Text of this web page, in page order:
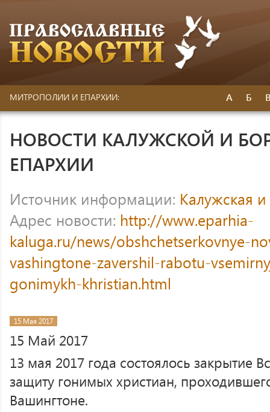
МИТРОПОЛИИ И ЕПАРХИИ: А Б
НОВОСТИ КАЛУЖСКОЙ И
ЕПАРХИИ
Источник информации: Калужская
Адрес новости: http://www.eparhia-
kaluga.ru/news/obshchetserkovnye-
vashingtone-zavershil-rabotu-
gonimykh-khristian.html
15 Мая 2017
15 Май 2017
13 мая 2017 года состоялось закрытие
защиту гонимых христиан,
Вашингтоне.